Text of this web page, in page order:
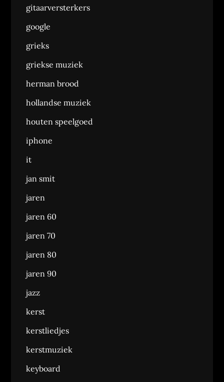
gitaarversterkers
google
grieks
griekse muziek
herman brood
hollandse muziek
houten speelgoed
iphone
it
jan smit
jaren
jaren 60
jaren 70
jaren 80
jaren 90
jazz
kerst
kerstliedjes
kerstmuziek
keyboard